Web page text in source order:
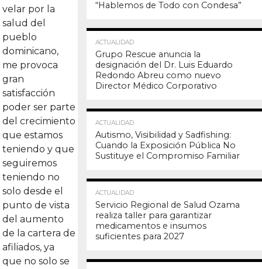
velar por la
salud del
pueblo
dominicano,
me provoca
gran
satisfacción
poder ser parte
del crecimiento
que estamos
teniendo y que
seguiremos
teniendo no
solo desde el
punto de vista
del aumento
de la cartera de
afiliados, ya
que no solo se
“Hablemos de Todo con Condesa”
ACTUALIDAD
Grupo Rescue anuncia la
designación del Dr. Luis Eduardo
Redondo Abreu como nuevo
Director Médico Corporativo
ACTUALIDAD
Autismo, Visibilidad y Sadfishing:
Cuando la Exposición Pública No
Sustituye el Compromiso Familiar
ACTUALIDAD
Servicio Regional de Salud Ozama
realiza taller para garantizar
medicamentos e insumos
suficientes para 2027